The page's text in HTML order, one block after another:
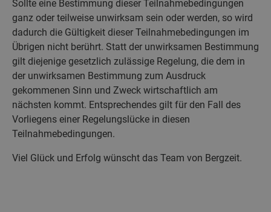
Sollte eine Bestimmung dieser Teilnahmebedingungen
ganz oder teilweise unwirksam sein oder werden, so wird
dadurch die Gültigkeit dieser Teilnahmebedingungen im
Übrigen nicht berührt. Statt der unwirksamen Bestimmung
gilt diejenige gesetzlich zulässige Regelung, die dem in
der unwirksamen Bestimmung zum Ausdruck
gekommenen Sinn und Zweck wirtschaftlich am
nächsten kommt. Entsprechendes gilt für den Fall des
Vorliegens einer Regelungslücke in diesen
Teilnahmebedingungen.
Viel Glück und Erfolg wünscht das Team von Bergzeit.